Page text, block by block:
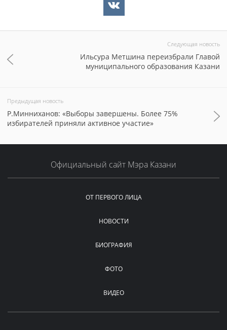
Следующая новость
Ильсура Метшина переизбрали Главой
муниципального образования Казани
Предыдущая новость
Р.Минниханов: «Выборы завершены. Более 75%
избирателей приняли активное участие»
Официальный сайт Мэра Казани
ОТ ПЕРВОГО ЛИЦА
НОВОСТИ
БИОГРАФИЯ
ФОТО
ВИДЕО